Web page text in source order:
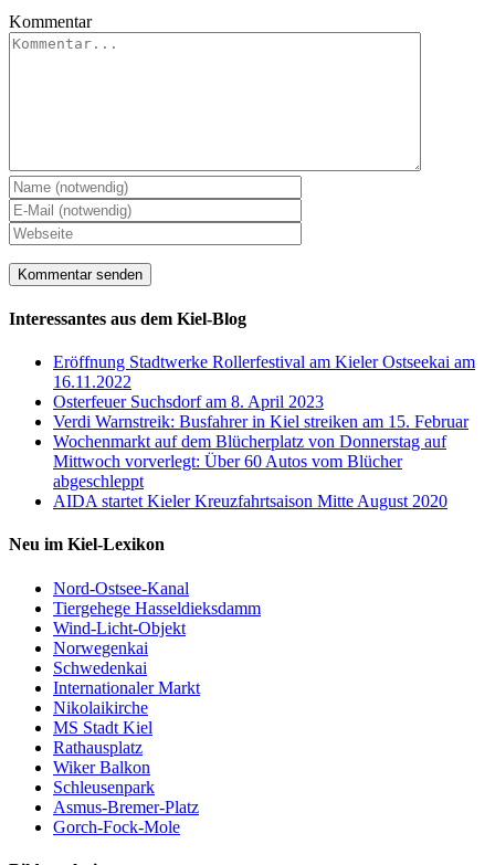
Kommentar
Interessantes aus dem Kiel-Blog
Eröffnung Stadtwerke Rollerfestival am Kieler Ostseekai am
16.11.2022
Osterfeuer Suchsdorf am 8. April 2023
Verdi Warnstreik: Busfahrer in Kiel streiken am 15. Februar
Wochenmarkt auf dem Blücherplatz von Donnerstag auf
Mittwoch vorverlegt: Über 60 Autos vom Blücher
abgeschleppt
AIDA startet Kieler Kreuzfahrtsaison Mitte August 2020
Neu im Kiel-Lexikon
Nord-Ostsee-Kanal
Tiergehege Hasseldieksdamm
Wind-Licht-Objekt
Norwegenkai
Schwedenkai
Internationaler Markt
Nikolaikirche
MS Stadt Kiel
Rathausplatz
Wiker Balkon
Schleusenpark
Asmus-Bremer-Platz
Gorch-Fock-Mole